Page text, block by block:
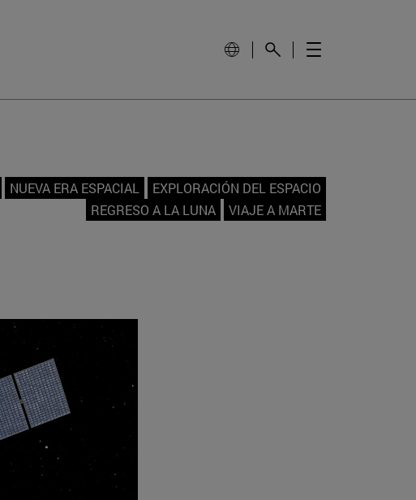
NUEVA ERA ESPACIAL
EXPLORACIÓN DEL ESPACIO
REGRESO A LA LUNA
VIAJE A MARTE